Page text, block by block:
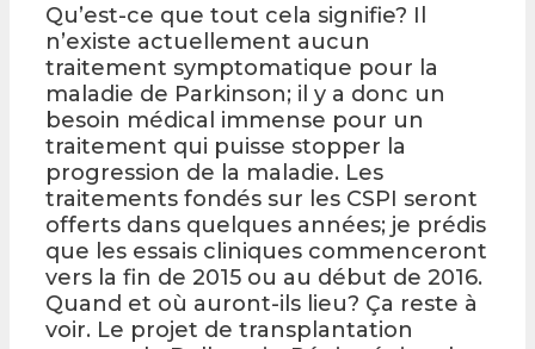
Qu’est-ce que tout cela signifie? Il
n’existe actuellement aucun
traitement symptomatique pour la
maladie de Parkinson; il y a donc un
besoin médical immense pour un
traitement qui puisse stopper la
progression de la maladie. Les
traitements fondés sur les CSPI seront
offerts dans quelques années; je prédis
que les essais cliniques commenceront
vers la fin de 2015 ou au début de 2016.
Quand et où auront-ils lieu? Ça reste à
voir. Le projet de transplantation